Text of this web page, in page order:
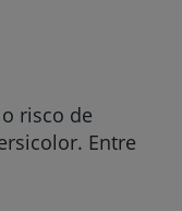
risco de
Entre